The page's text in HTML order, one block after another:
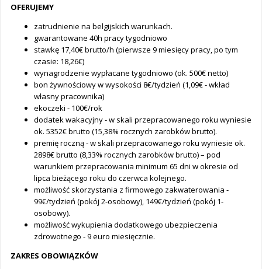
OFERUJEMY
zatrudnienie na belgijskich warunkach.
gwarantowane 40h pracy tygodniowo
stawkę 17,40€ brutto/h (pierwsze 9 miesięcy pracy, po tym
czasie: 18,26€)
wynagrodzenie wypłacane tygodniowo (ok. 500€ netto)
bon żywnościowy w wysokości 8€/tydzień (1,09€ - wkład
własny pracownika)
ekoczeki - 100€/rok
dodatek wakacyjny - w skali przepracowanego roku wyniesie
ok. 5352€ brutto (15,38% rocznych zarobków brutto).
premię roczną - w skali przepracowanego roku wyniesie ok.
2898€ brutto (8,33% rocznych zarobków brutto) – pod
warunkiem przepracowania minimum 65 dni w okresie od
lipca bieżącego roku do czerwca kolejnego.
możliwość skorzystania z firmowego zakwaterowania -
99€/tydzień (pokój 2-osobowy), 149€/tydzień (pokój 1-
osobowy).
możliwość wykupienia dodatkowego ubezpieczenia
zdrowotnego - 9 euro miesięcznie.
ZAKRES OBOWIĄZKÓW